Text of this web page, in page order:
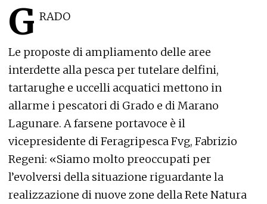
G RADO
Le proposte di ampliamento delle aree
interdette alla pesca per tutelare delfini,
tartarughe e uccelli acquatici mettono in
allarme i pescatori di Grado e di Marano
Lagunare. A farsene portavoce è il
vicepresidente di Feragripesca Fvg, Fabrizio
Regeni: «Siamo molto preoccupati per
l’evolversi della situazione riguardante la
realizzazione di nuove zone della Rete Natura